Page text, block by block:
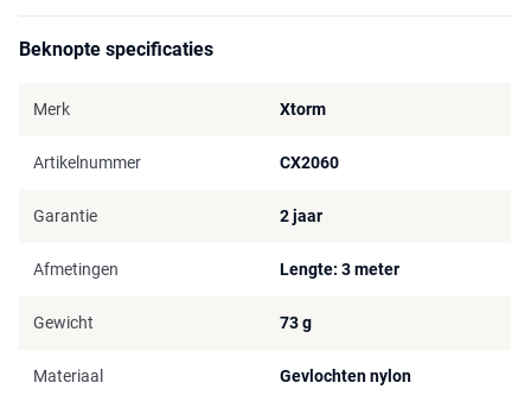
Beknopte specificaties
Merk Xtorm
Artikelnummer CX2060
Garantie 2 jaar
Afmetingen Lengte: 3 meter
Gewicht 73 g
Materiaal Gevlochten nylon